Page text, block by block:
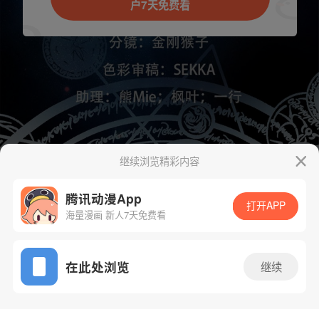
App免费看
下一话 腾漫App免费看
继续浏览精彩内容
腾讯动漫App
海量漫画 新人7天免费看
打开APP
在此处浏览 继续
户7天免费看立即前往